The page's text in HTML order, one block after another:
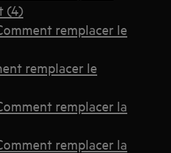
(4)
remplacer le
remplacer le
remplacer la
remplacer la